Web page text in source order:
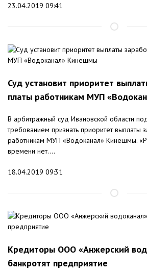
23.04.2019 09:41
Суд установит приоритет
платы работникам МУП
В арбитражный суд Ивановской области
требованием признать приоритет выплаты
работникам МУП «Водоканал» Кинешмы.
времени нет....
18.04.2019 09:31
Кредиторы ООО «Анжерский
банкротят предприятие